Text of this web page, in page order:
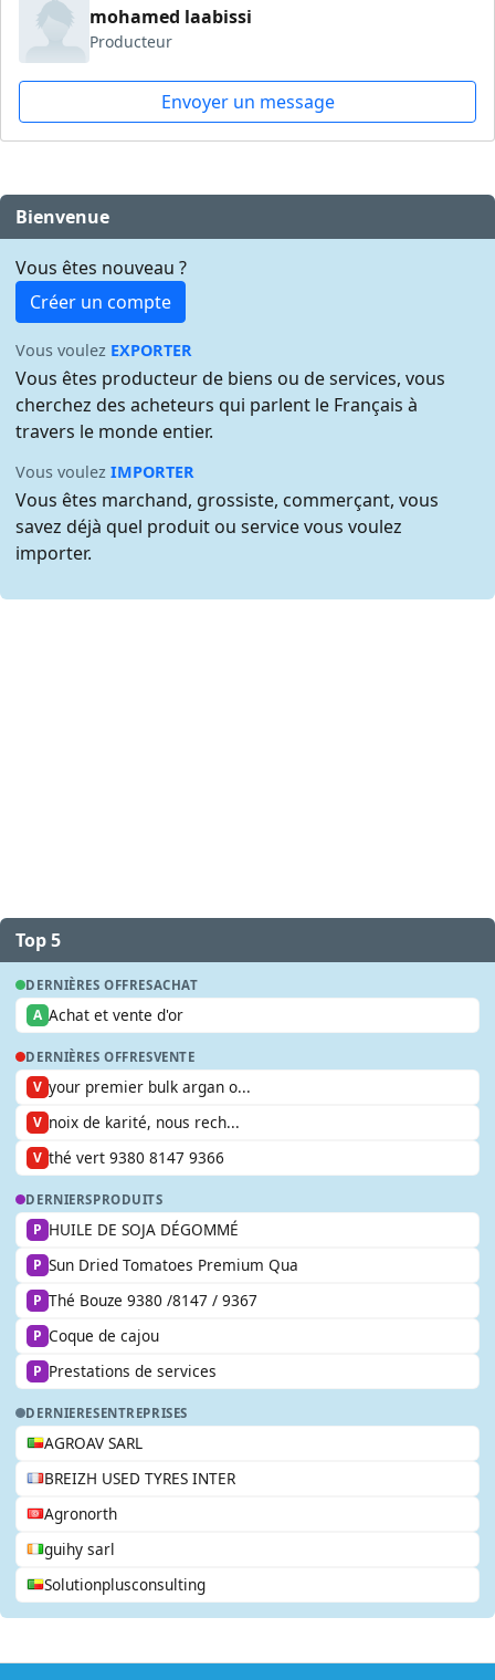
mohamed laabissi
Producteur
Envoyer un message
Bienvenue
Vous êtes nouveau ?
Créer un compte
Vous voulez EXPORTER
Vous êtes producteur de biens ou de services, vous
cherchez des acheteurs qui parlent le Français à
travers le monde entier.
Vous voulezIMPORTER
Vous êtes marchand, grossiste, commerçant, vous
savez déjà quel produit ou service vous voulez
importer.
Top 5
DERNIÈRES OFFRESACHAT
A Achat et vente d'or
DERNIÈRES OFFRESVENTE
V your premier bulk argan o...
V noix de karité, nous rech...
V thé vert 9380 8147 9366
DERNIERSPRODUITS
P HUILE DE SOJA DÉGOMMÉ
P Sun Dried Tomatoes Premium Qua
P Thé Bouze 9380 /8147 / 9367
P Coque de cajou
P Prestations de services
DERNIERESENTREPRISES
AGROAV SARL
BREIZH USED TYRES INTER
Agronorth
guihy sarl
Solutionplusconsulting